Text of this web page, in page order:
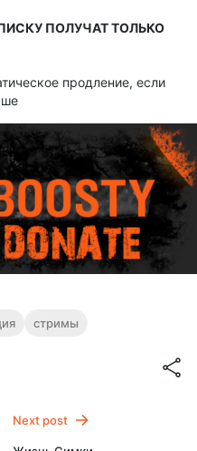
ПОЛУЧАТ ТОЛЬКО
продление, если
стримы
Next post